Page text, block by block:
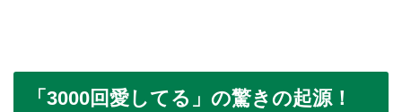
「3000回愛してる」の驚きの起源！